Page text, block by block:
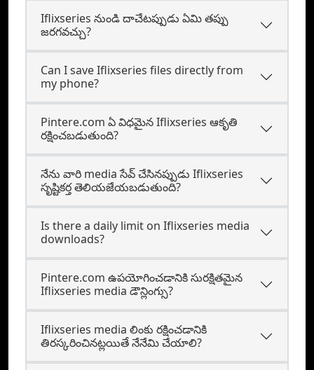
Iflixseries నుండి దాచేటప్పుడు ఏమి తప్పు
జరగవచ్చు?
Can I save Iflixseries files directly from
my phone?
Pintere.com ఏ విధమైన Iflixseries ఆకృతి
రక్షించబడుతుంది?
నేను వారి media సేవ్ చేసినప్పుడు Iflixseries
సృష్టికర్త తెలియజేయబడుతుంది?
Is there a daily limit on Iflixseries media
downloads?
Pintere.com ఉపయోగించడానికి సురక్షితమైన
Iflixseries media డౌన్లింగ్సు?
Iflixseries media లింకు రక్షించడానికి
తిరస్కరించినట్లయితే నేనేమి చేయాలి?